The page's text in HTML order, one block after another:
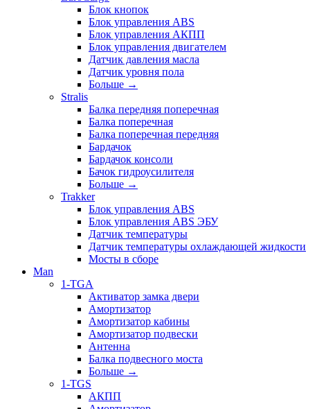
Блок кнопок
Блок управления ABS
Блок управления АКПП
Блок управления двигателем
Датчик давления масла
Датчик уровня пола
Больше →
Stralis
Балка передняя поперечная
Балка поперечная
Балка поперечная передняя
Бардачок
Бардачок консоли
Бачок гидроусилителя
Больше →
Trakker
Блок управления ABS
Блок управления ABS ЭБУ
Датчик температуры
Датчик температуры охлаждающей жидкости
Мосты в сборе
Man
1-TGA
Активатор замка двери
Амортизатор
Амортизатор кабины
Амортизатор подвески
Антенна
Балка подвесного моста
Больше →
1-TGS
АКПП